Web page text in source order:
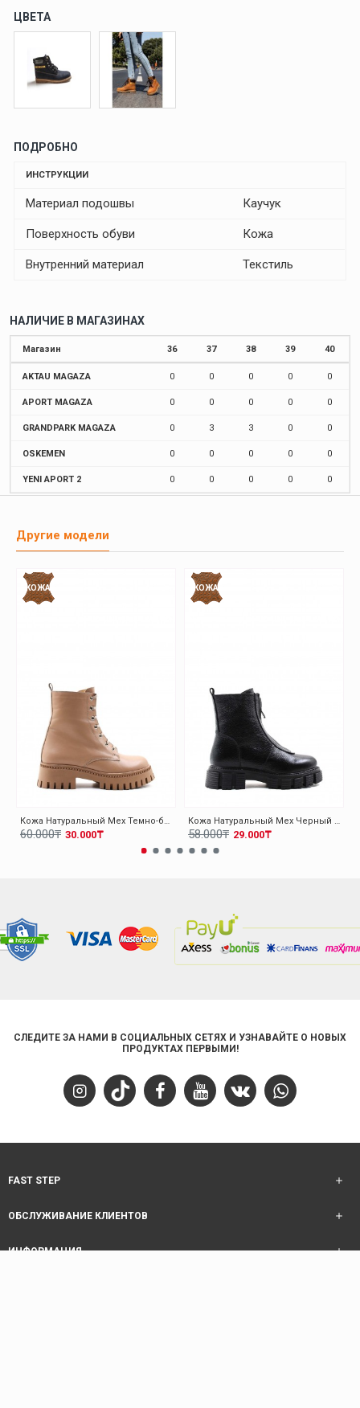
ЦВЕТА
ПОДРОБНО
ИНСТРУКЦИИ
Материал подошвы Каучук
Поверхность обуви Кожа
Внутренний материал Текстиль
НАЛИЧИЕ В МАГАЗИНАХ
Магазин 36 37 38 39 40
AKTAU MAGAZA 0 0 0 0 0
APORT MAGAZA 0 0 0 0 0
GRANDPARK MAGAZA 0 3 3 0 0
OSKEMEN 0 0 0 0 0
YENI APORT 2 0 0 0 0 0
Другие модели
КОЖА
Кожа Натуральный Мех Темно-бежевый Женская Высокой Подошве Ботинки 010KZA8370
30.000₸
60.000₸
КОЖА
Кожа Натуральный Мех Черный Женская Высокой Подошве Ботинки 010KZA8498
29.000₸
58.000₸
СЛЕДИТЕ ЗА НАМИ В СОЦИАЛЬНЫХ СЕТЯХ И УЗНАВАЙТЕ О НОВЫХ
ПРОДУКТАХ ПЕРВЫМИ!
FAST STEP
ОБСЛУЖИВАНИЕ КЛИЕНТОВ
ИНФОРМАЦИЯ